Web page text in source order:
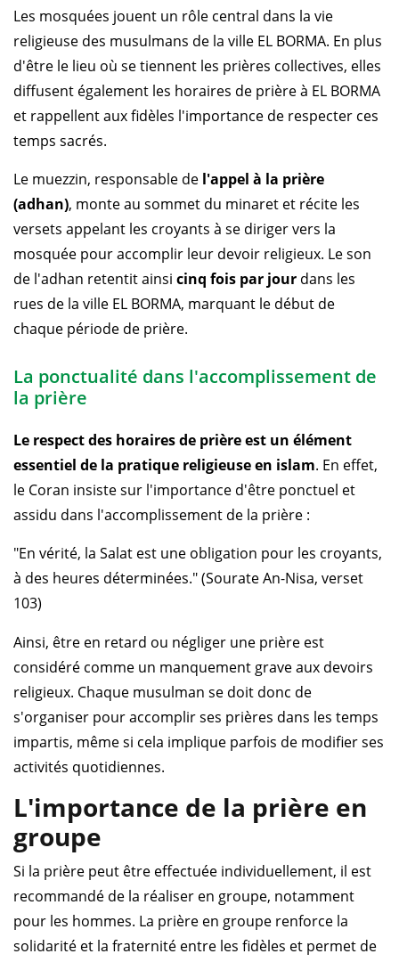
Les mosquées jouent un rôle central dans la vie
religieuse des musulmans de la ville EL BORMA. En plus
d'être le lieu où se tiennent les prières collectives, elles
diffusent également les horaires de prière à EL BORMA
et rappellent aux fidèles l'importance de respecter ces
temps sacrés.
Le muezzin, responsable de l'appel à la prière
(adhan), monte au sommet du minaret et récite les
versets appelant les croyants à se diriger vers la
mosquée pour accomplir leur devoir religieux. Le son
de l'adhan retentit ainsi cinq fois par jour dans les
rues de la ville EL BORMA, marquant le début de
chaque période de prière.
La ponctualité dans l'accomplissement de
la prière
Le respect des horaires de prière est un élément
essentiel de la pratique religieuse en islam. En effet,
le Coran insiste sur l'importance d'être ponctuel et
assidu dans l'accomplissement de la prière :
"En vérité, la Salat est une obligation pour les croyants,
à des heures déterminées." (Sourate An-Nisa, verset
103)
Ainsi, être en retard ou négliger une prière est
considéré comme un manquement grave aux devoirs
religieux. Chaque musulman se doit donc de
s'organiser pour accomplir ses prières dans les temps
impartis, même si cela implique parfois de modifier ses
activités quotidiennes.
L'importance de la prière en
groupe
Si la prière peut être effectuée individuellement, il est
recommandé de la réaliser en groupe, notamment
pour les hommes. La prière en groupe renforce la
solidarité et la fraternité entre les fidèles et permet de